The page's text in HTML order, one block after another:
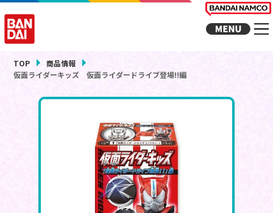
TOP
商品情報
仮面ライダーキッズ 仮面ライダードライブ登場!!編